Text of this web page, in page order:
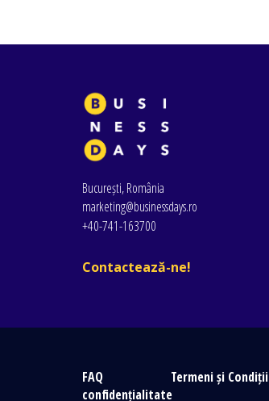
București, România
marketing@businessdays.ro
+40-741-163700
Contactează-ne!
FAQ Termeni și Condiții
confidențialitate